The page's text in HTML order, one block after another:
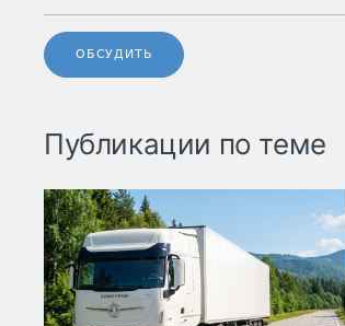
ОБСУДИТЬ
Публикации по теме